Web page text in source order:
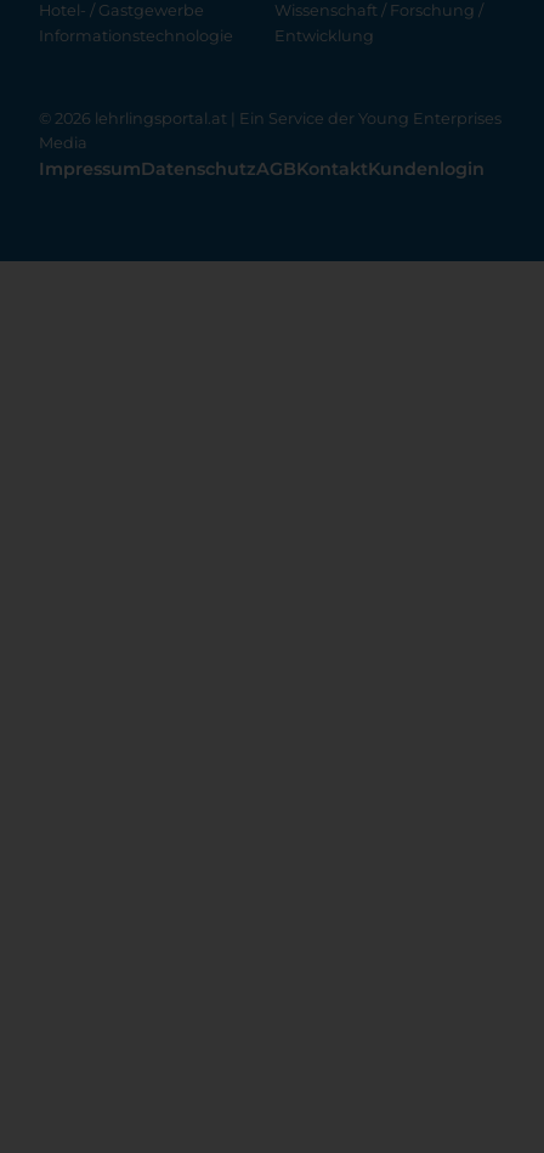
Hotel- / Gastgewerbe
Informationstechnologie
Wissenschaft / Forschung /
Entwicklung
© 2026 lehrlingsportal.at | Ein Service der Young Enterprises
Media
ImpressumDatenschutzAGBKontaktKundenlogin